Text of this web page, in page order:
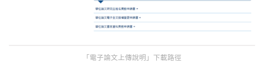
「電子論文上傳說明」下載路徑